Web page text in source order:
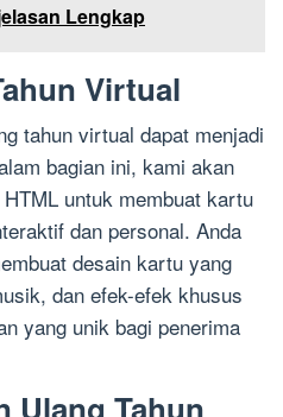
Lengkap
Virtual
tahun virtual dapat menjadi
bagian ini, kami akan
untuk membuat kartu
dan personal. Anda
desain kartu yang
dan efek-efek khusus
yang unik bagi penerima